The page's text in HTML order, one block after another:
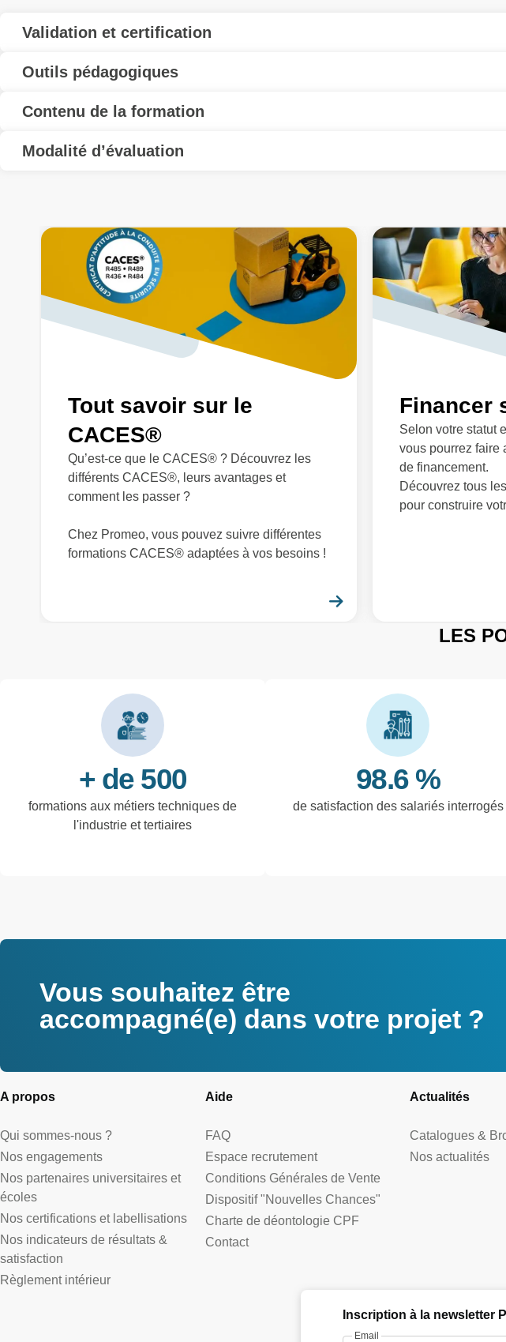
Validation et certification
Outils pédagogiques
Contenu de la formation
Modalité d’évaluation
Tout savoir sur le
CACES®
Qu’est-ce que le CACES® ? Découvrez les
différents CACES®, leurs avantages et
comment les passer ?
Chez Promeo, vous pouvez suivre différentes
formations CACES® adaptées à vos besoins !
Financer
Selon votre statut
vous pourrez faire
de financement.
Découvrez tous
pour construire
LES
+ de 500
formations aux métiers techniques de
l'industrie et tertiaires
98.6 %
de satisfaction des salariés interrogés
Vous souhaitez être
accompagné(e) dans votre projet ?
A propos
Qui sommes-nous ?
Nos engagements
Nos partenaires universitaires et
écoles
Nos certifications et labellisations
Nos indicateurs de résultats &
satisfaction
Règlement intérieur
Aide
FAQ
Espace recrutement
Conditions Générales de Vente
Dispositif "Nouvelles Chances"
Charte de déontologie CPF
Contact
Actualités
Catalogues &
Nos actualités
Inscription à la newsletter
Email